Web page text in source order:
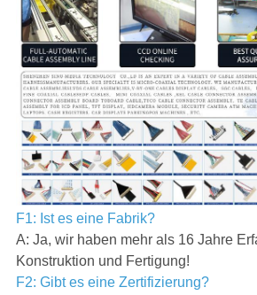
F1: Ist es eine Fabrik?
A: Ja, wir haben mehr als 16 Jahre
Konstruktion und Fertigung!
F2: Gibt es eine Zertifizierung?